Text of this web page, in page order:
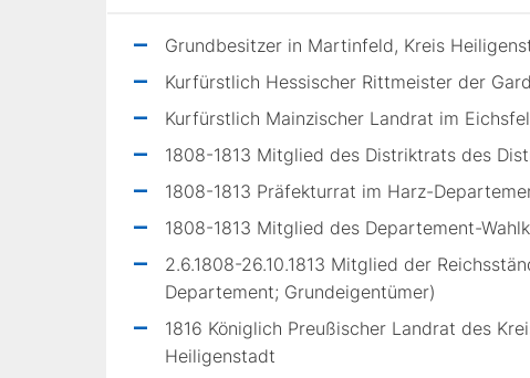
Grundbesitzer in Martinfeld, Kreis
Kurfürstlich Hessischer Rittmeister der
Kurfürstlich Mainzischer Landrat im
1808-1813 Mitglied des Distriktrats des
1808-1813 Präfekturrat im Harz-
1808-1813 Mitglied des Departement-
2.6.1808-26.10.1813 Mitglied der
Departement; Grundeigentümer)
1816 Königlich Preußischer Landrat des
Heiligenstadt